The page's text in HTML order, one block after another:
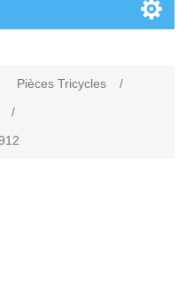
Pièces Tricycles
/
/